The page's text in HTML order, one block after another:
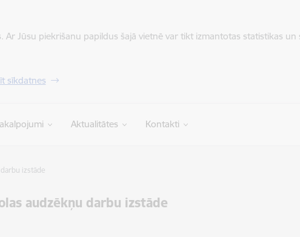
Jūsu piekrišanu papildus šajā vietnē var tikt izmantotas statistikas un
sīkdatnes
Aktualitātes Kontakti
izstāde
audzēkņu darbu izstāde